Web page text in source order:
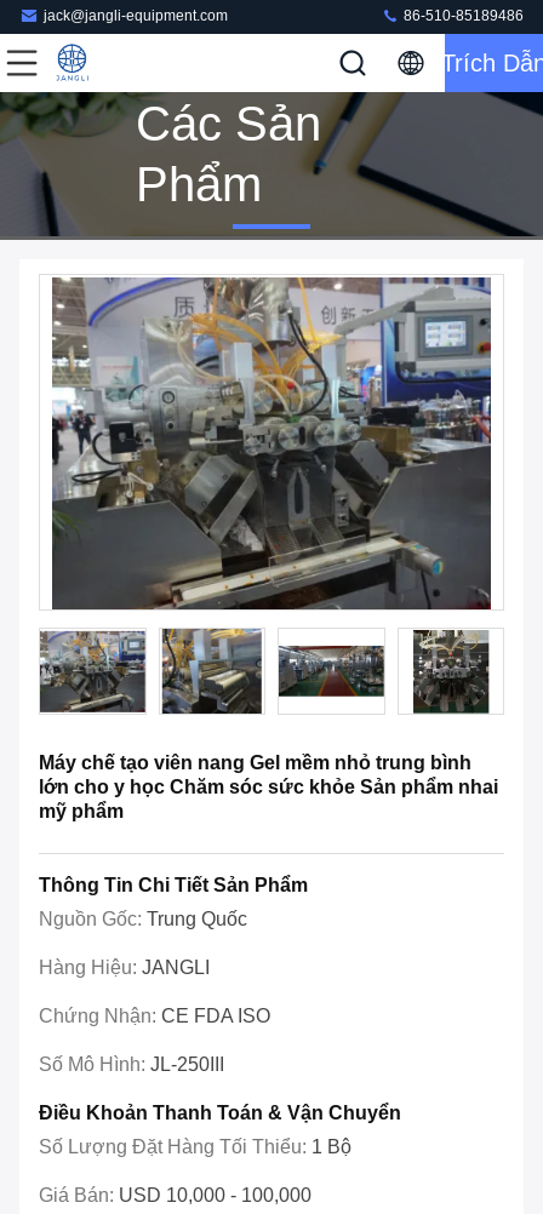
jack@jangli-equipment.com 86-510-85189486
Trích
Các Sản
Phẩm
Máy chế tạo viên nang Gel mềm nhỏ trung bình
lớn cho y học Chăm sóc sức khỏe Sản phẩm nhai
mỹ phẩm
Thông Tin Chi Tiết Sản Phẩm
Nguồn Gốc: Trung Quốc
Hàng Hiệu: JANGLI
Chứng Nhận: CE FDA ISO
Số Mô Hình: JL-250III
Điều Khoản Thanh Toán & Vận Chuyển
Số Lượng Đặt Hàng Tối Thiểu: 1 Bộ
Giá Bán: USD 10,000 - 100,000